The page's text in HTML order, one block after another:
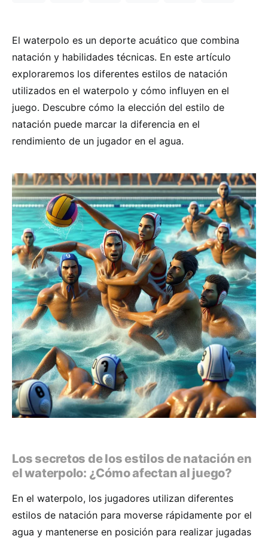
El waterpolo es un deporte acuático que combina
natación y habilidades técnicas. En este artículo
exploraremos los diferentes estilos de natación
utilizados en el waterpolo y cómo influyen en el
juego. Descubre cómo la elección del estilo de
natación puede marcar la diferencia en el
rendimiento de un jugador en el agua.
Los secretos de los estilos de natación en
el waterpolo: ¿Cómo afectan al juego?
En el waterpolo, los jugadores utilizan diferentes
estilos de natación para moverse rápidamente por el
agua y mantenerse en posición para realizar jugadas